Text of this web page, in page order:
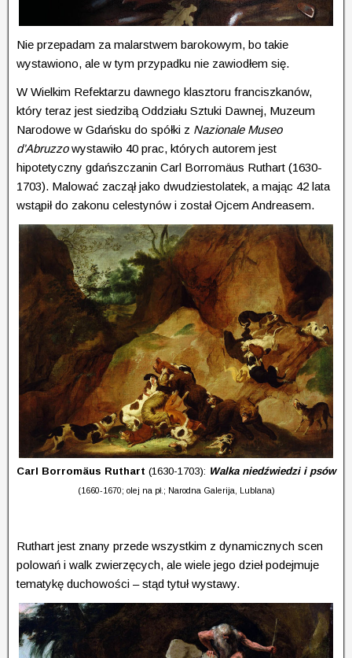
Nie przepadam za malarstwem barokowym, bo takie
wystawiono, ale w tym przypadku nie zawiodłem się.
W Wielkim Refektarzu dawnego klasztoru franciszkanów,
który teraz jest siedzibą Oddziału Sztuki Dawnej, Muzeum
Narodowe w Gdańsku do spółki z Nazionale Museo
d’Abruzzowystawiło 40 prac, których autorem jest
hipotetyczny gdańszczanin Carl Borromäus Ruthart (1630-
1703). Malować zaczął jako dwudziestolatek, a mając 42 lata
wstąpił do zakonu celestynów i został Ojcem Andreasem.
Carl Borromäus Ruthart (1630-1703): Walka niedźwiedzi i psów
(1660-1670; olej na pł.; Narodna Galerija, Lublana)
Ruthart jest znany przede wszystkim z dynamicznych scen
polowań i walk zwierzęcych, ale wiele jego dzieł podejmuje
tematykę duchowości – stąd tytuł wystawy.